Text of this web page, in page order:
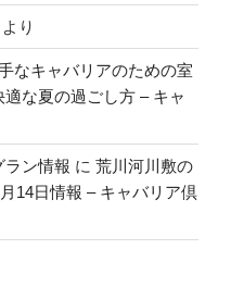
より
なキャバリアのための室
な夏の過ごし方 – キャ
ン情報 に 荒川河川敷の
14日情報 – キャバリア倶